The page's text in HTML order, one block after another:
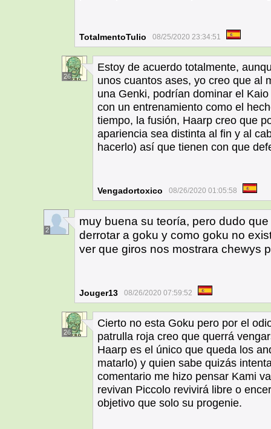
TotalmentoTulio 08/25/2020 23:34:51
26
Estoy de acuerdo totalmente,
unos cuantos ases, yo creo que al
una Genki, podrían dominar el
con un entrenamiento como el
tiempo, la fusión, Haarp creo que
apariencia sea distinta al fin y al
hacerlo) así que tienen con que
Vengadortoxico 08/26/2020 01:05:58
2
muy buena su teoría, pero dudo
derrotar a goku y como goku no
ver que giros nos mostrara chewys
Jouger13 08/26/2020 07:59:52
26
Cierto no esta Goku pero por el
patrulla roja creo que querrá
Haarp es el único que queda los
matarlo) y quien sabe quizás
comentario me hizo pensar Kami
revivan Piccolo revivirá libre o
objetivo que solo su progenie.